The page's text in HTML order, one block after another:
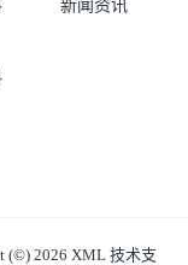
新闻资讯
(©) 2026 XML 技术支